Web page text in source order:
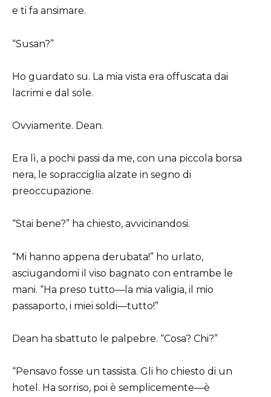
e ti fa ansimare.
“Susan?”
Ho guardato su. La mia vista era offuscata dai
lacrimi e dal sole.
Ovviamente. Dean.
Era lì, a pochi passi da me, con una piccola borsa
nera, le sopracciglia alzate in segno di
preoccupazione.
“Stai bene?” ha chiesto, avvicinandosi.
“Mi hanno appena derubata!” ho urlato,
asciugandomi il viso bagnato con entrambe le
mani. “Ha preso tutto—la mia valigia, il mio
passaporto, i miei soldi—tutto!”
Dean ha sbattuto le palpebre. “Cosa? Chi?”
“Pensavo fosse un tassista. Gli ho chiesto di un
hotel. Ha sorriso, poi è semplicemente—è